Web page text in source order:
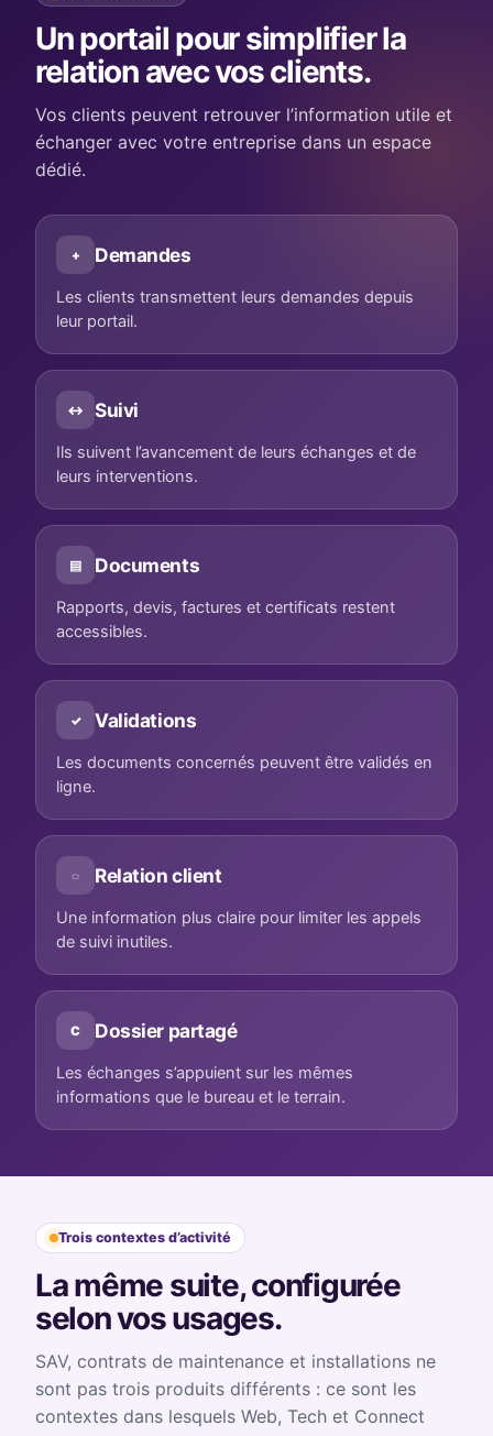
Un portail pour simplifier la
relation avec vos clients.
Vos clients peuvent retrouver l’information utile et
échanger avec votre entreprise dans un espace
dédié.
+ Demandes
Les clients transmettent leurs demandes depuis
leur portail.
↔ Suivi
Ils suivent l’avancement de leurs échanges et de
leurs interventions.
▤ Documents
Rapports, devis, factures et certificats restent
accessibles.
✓ Validations
Les documents concernés peuvent être validés en
ligne.
◌ Relation client
Une information plus claire pour limiter les appels
de suivi inutiles.
C Dossier partagé
Les échanges s’appuient sur les mêmes
informations que le bureau et le terrain.
Trois contextes d’activité
La même suite, configurée
selon vos usages.
SAV, contrats de maintenance et installations ne
sont pas trois produits différents : ce sont les
contextes dans lesquels Web, Tech et Connect